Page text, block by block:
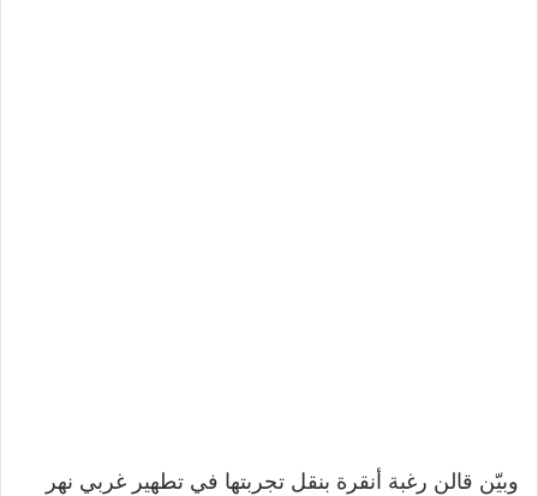
وبيّن قالن رغبة أنقرة بنقل تجربتها في تطهير غربي نهر